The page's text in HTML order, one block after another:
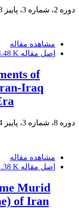
دوره 2، شماره 3، پاییز 2018، صفحه
مشاهده مقاله
اصل مقاله K
of
Iraq
دوره 8، شماره 3، پاییز 2024، صفحه
مشاهده مقاله
اصل مقاله K
Murid
of Iran